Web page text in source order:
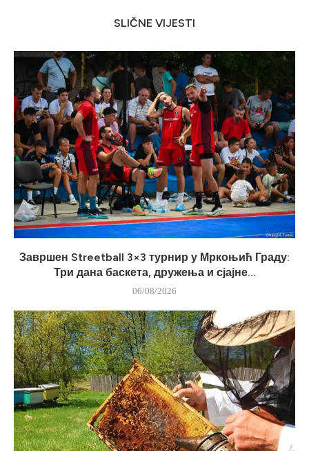
SLIČNE VIJESTI
Завршен Streetball 3×3 турнир у Мркоњић Граду:
Три дана баскета, дружења и сјајне...
06/08/2026